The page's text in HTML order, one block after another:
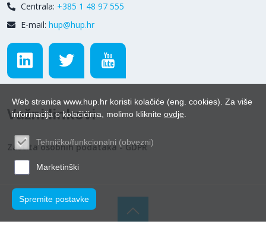
Centrala: +385 1 48 97 555
E-mail: hup@hup.hr
Važni linkovi
Zaštita osobnih podataka - GDPR
Web stranica www.hup.hr koristi kolačiće (eng. cookies). Za više
informacija o kolačićima, molimo kliknite ovdje
Tehničko/funkcionalni (obvezni)
Marketinški
Spremite postavke